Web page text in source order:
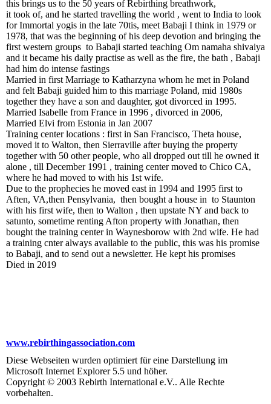
this brings us to the 50 years of Rebirthing breathwork,
it took of, and he started travelling the world , went to India to look
for Immortal yogis in the late 70tis, meet Babaji I think in 1979 or
1978, that was the beginning of his deep devotion and bringing the
first western groups to Babaji started teaching Om namaha shivaiya
and it became his daily practise as well as the fire, the bath , Babaji
had him do intense fastings
Married in first Marriage to Katharzyna whom he met in Poland
and felt Babaji guided him to this marriage Poland, mid 1980s
together they have a son and daughter, got divorced in 1995.
Married Isabelle from France in 1996 , divorced in 2006,
Married Elvi from Estonia in Jan 2007
Training center locations : first in San Francisco, Theta house,
moved it to Walton, then Sierraville after buying the property
together with 50 other people, who all dropped out till he owned it
alone , till December 1991 , training center moved to Chico CA,
where he had moved to with his 1st wife.
Due to the prophecies he moved east in 1994 and 1995 first to
Aften, VA,then Pensylvania, then bought a house in to Staunton
with his first wife, then to Walton , then upstate NY and back to
satunto, sometime renting Afton property with Jonathan, then
bought the training center in Waynesborow with 2nd wife. He had
a training cnter always available to the public, this was his promise
to Babaji, and to send out a newsletter. He kept his promises
Died in 2019
www.rebirthingassociation.com
Diese Webseiten wurden optimiert für eine Darstellung im
Microsoft Internet Explorer 5.5 und höher.
Copyright © 2003 Rebirth International e.V.. Alle Rechte
vorbehalten.